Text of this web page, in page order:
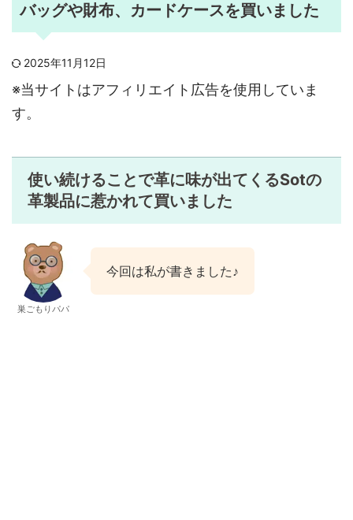
バッグや財布、カードケースを買いました
2025年11月12日
※当サイトはアフィリエイト広告を使用していま
す。
使い続けることで革に味が出てくるSotの
革製品に惹かれて買いました
巣ごもりパパ
今回は私が書きました♪